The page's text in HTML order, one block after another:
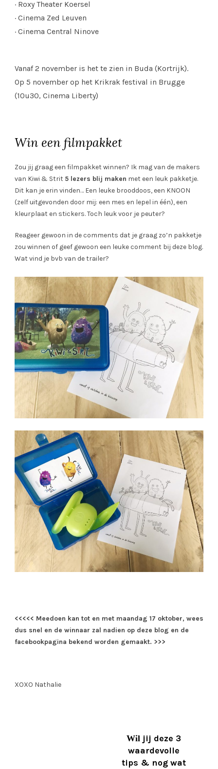
· Roxy Theater Koersel
· Cinema Zed Leuven
· Cinema Central Ninove
Vanaf 2 november is het te zien in Buda (Kortrijk).
Op 5 november op het Krikrak festival in Brugge
(10u30, Cinema Liberty)
Win een filmpakket
Zou jij graag een filmpakket winnen? Ik mag van de makers
van Kiwi & Strit 5 lezers blij maken met een leuk pakketje.
Dit kan je erin vinden… Een leuke brooddoos, een KNOON
(zelf uitgevonden door mij: een mes en lepel in één), een
kleurplaat en stickers. Toch leuk voor je peuter?
Reageer gewoon in de comments dat je graag zo’n pakketje
zou winnen of geef gewoon een leuke comment bij deze blog.
Wat vind je bvb van de trailer?
<<<<< Meedoen kan tot en met maandag 17 oktober, wees
dus snel en de winnaar zal nadien op deze blog en de
facebookpagina bekend worden gemaakt. >>>
XOXO Nathalie
Wil jij deze 3
waardevolle
tips & nog wat